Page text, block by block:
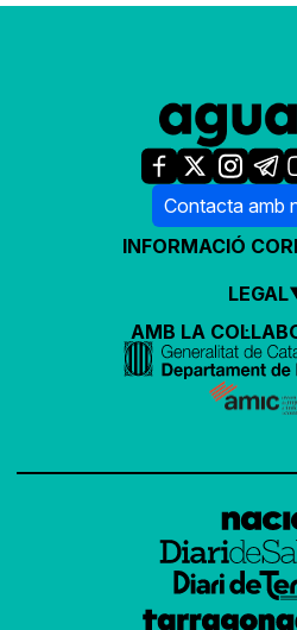
Contacta amb
INFORMACIÓ
LEGAL
AMB LA